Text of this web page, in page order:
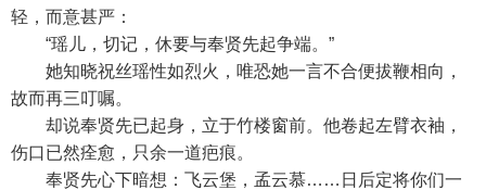
轻，而意甚严：
“瑶儿，切记，休要与奉贤先起争端。”
她知晓祝丝瑶性如烈火，唯恐她一言不合便拔鞭相向，
故而再三叮嘱。
却说奉贤先已起身，立于竹楼窗前。他卷起左臂衣袖，
伤口已然痊愈，只余一道疤痕。
奉贤先心下暗想：飞云堡，孟云慕……日后定将你们一